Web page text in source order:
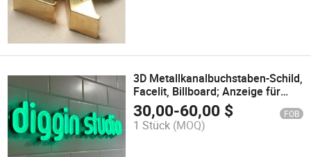
3D Metallkanalbuchstaben-Schild,
Facelit, Billboard; Anzeige für
Unternehmen
30,00-60,00 $ FOB
1 Stück (MOQ)